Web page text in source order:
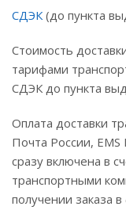
СДЭК(до пункта
Стоимость
тарифами
СДЭК до пункта
Оплата доставки
Почта России,
сразу включена в
транспортными
получении заказа